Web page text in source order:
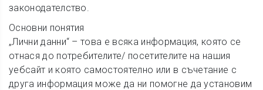
законодателство.
Основни понятия
„Лични данни“ – това е всяка информация, която се
отнася до потребителите/ посетителите на нашия
уебсайт и която самостоятелно или в съчетание с
друга информация може да ни помогне да установим